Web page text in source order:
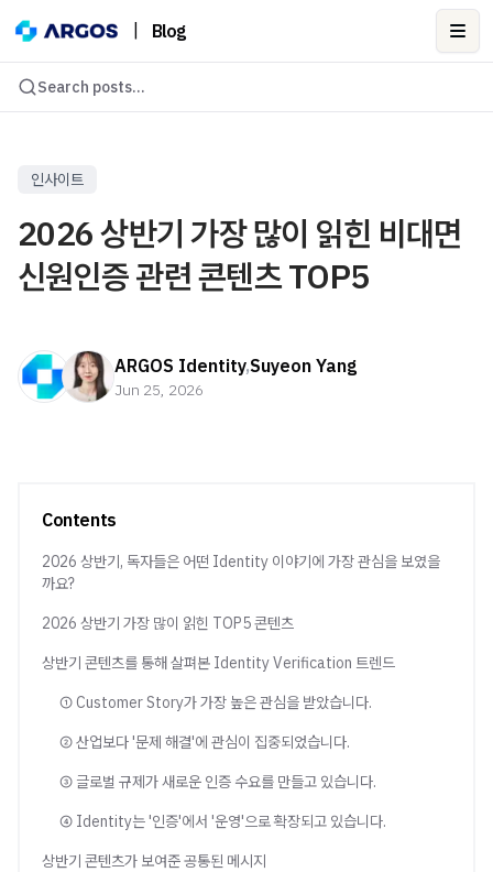
Blog
Search posts...
인사이트
2026 상반기 가장 많이 읽힌 비대면
신원인증 관련 콘텐츠 TOP5
ARGOS Identity,Suyeon Yang
Jun 25, 2026
Contents
2026 상반기, 독자들은 어떤 Identity 이야기에 가장 관심을 보였을
까요?
2026 상반기 가장 많이 읽힌 TOP5 콘텐츠
상반기 콘텐츠를 통해 살펴본 Identity Verification 트렌드
① Customer Story가 가장 높은 관심을 받았습니다.
② 산업보다 '문제 해결'에 관심이 집중되었습니다.
③ 글로벌 규제가 새로운 인증 수요를 만들고 있습니다.
④ Identity는 '인증'에서 '운영'으로 확장되고 있습니다.
상반기 콘텐츠가 보여준 공통된 메시지